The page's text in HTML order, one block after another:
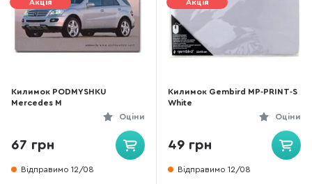
Акція
Килимок PODMYSHKU
Mercedes M
Оціни
67 грн
Відправимо 12/08
Акція
Килимок Gembird MP-PRINT-S
White
Оціни
49 грн
Відправимо 12/08